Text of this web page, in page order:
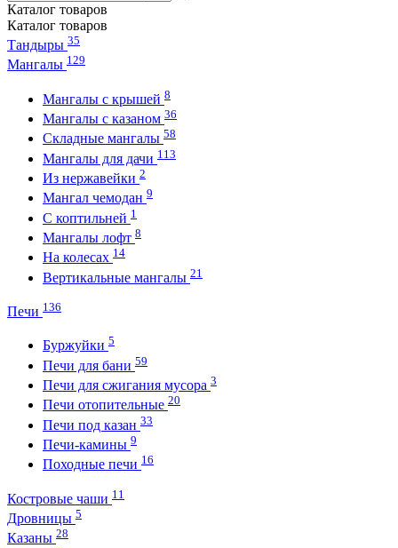
Каталог товаров
Каталог товаров
Тандыры 35
Мангалы 129
Мангалы с крышей 8
Мангалы с казаном 36
Складные мангалы 58
Мангалы для дачи 113
Из нержавейки 2
Мангал чемодан 9
С коптильней 1
Мангалы лофт 8
На колесах 14
Вертикальные мангалы 21
Печи 136
Буржуйки 5
Печи для бани 59
Печи для сжигания мусора 3
Печи отопительные 20
Печи под казан 33
Печи-камины 9
Походные печи 16
Костровые чаши 11
Дровницы 5
Казаны 28